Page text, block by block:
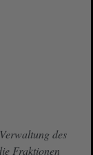
des
Fraktionen